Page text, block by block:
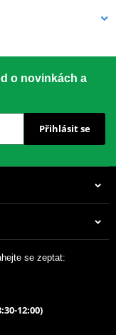
o novinkách a
Přihlásit se
se zeptat:
12:00)